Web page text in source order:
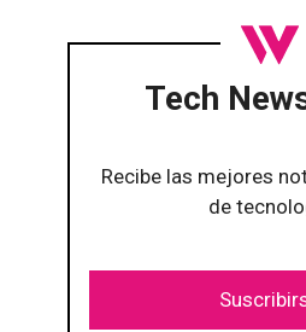
Tech
Recibe las mejores
de